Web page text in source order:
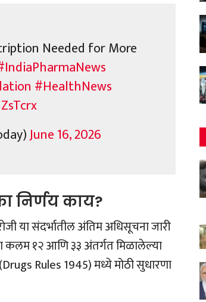
Needed for More
#HealthNews
June 16, 2026
निर्णय काय?
या संदर्भातील अंतिम अधिसूचना जारी
कलम १२ आणि ३३ अंतर्गत मिळालेल्या
Rules 1945) मध्ये मोठी सुधारणा